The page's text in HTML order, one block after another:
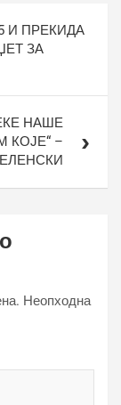
И ПРЕКИДА
ЗА
НАШЕ
КОЈЕ“ –
Неопходна